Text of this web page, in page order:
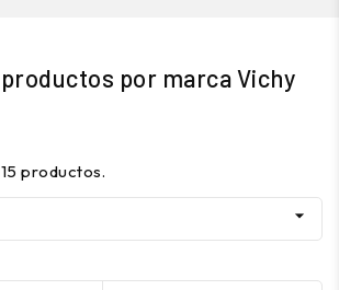
por marca Vichy
productos.
